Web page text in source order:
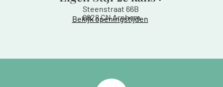
Steenstraat 66B
6828 CN Arnhem
Bekijk openingstijden